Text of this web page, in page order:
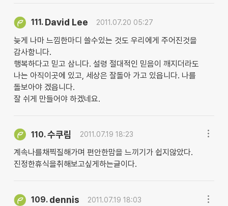
111. David Lee 2011.07.20 05:27
늦게 나마 느낌한마디 쓸수있는 것도 우리에게 주어진것을
감사함니다.
행복하다고 믿고 삼니다. 설령 절대적인 믿음이 깨지더라도
나는 아직이곳에 있고, 세상은 잘돌아 가고 있읍니다. 나를
돌보아야 겠읍니다.
잘 쉬게 만들어야 하겠네요.
110.수쿠림 2011.07.19 18:23
계속나를채찍질해가며 편안한맘을 느끼기가 쉽지않았다.
진정한휴식을취해보고싶게하는글이다.
109. dennis 2011.07.19 18:03